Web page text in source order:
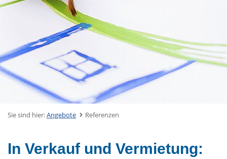
Sie sind hier:Angebote Referenzen
In Verkauf und Vermietung: